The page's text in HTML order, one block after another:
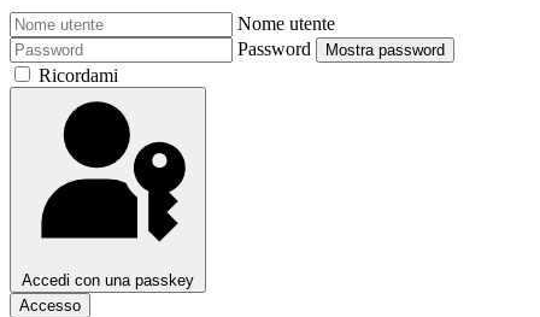
Nome utente
Password
Mostra password
Ricordami
Accedi con una passkey
Accesso